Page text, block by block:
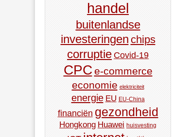
handel
buitenlandse
investeringen chips
corruptie Covid-19
CPC e-commerce
economie elektriciteit
energie EU EU-China
financiën gezondheid
Hongkong Huawei huisvesting